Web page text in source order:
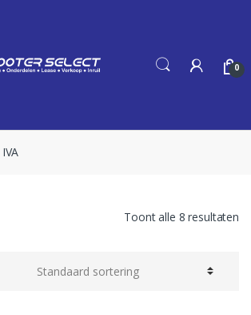
0
IVA
Toont alle 8 resultaten